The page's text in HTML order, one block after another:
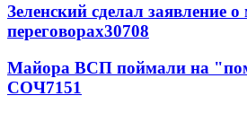
Зеленский сделал заявление
переговорах30708
Майора ВСП поймали на
СОЧ7151